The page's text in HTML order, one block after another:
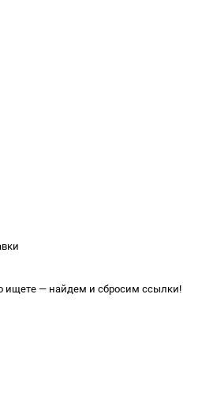
ищете — найдем и сбросим ссылки!